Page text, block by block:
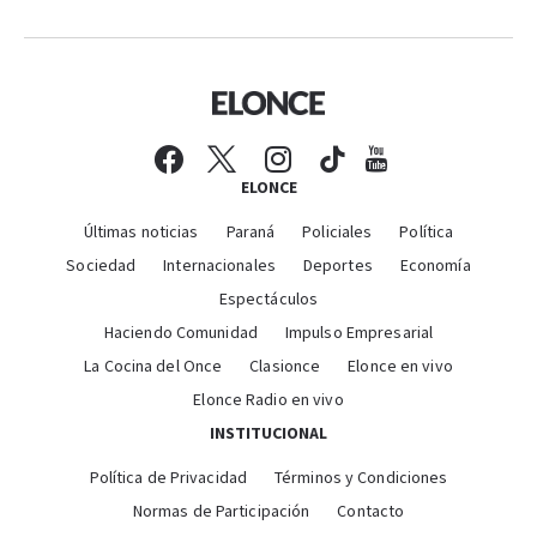
ELONCE
Últimas noticias Paraná Policiales
Política
Sociedad
Internacionales Deportes
Economía
Espectáculos
Haciendo Comunidad
Impulso Empresarial
La Cocina del Once
Clasionce
Elonce en vivo
Elonce Radio en vivo
INSTITUCIONAL
Política de Privacidad
Términos y Condiciones
Normas de Participación
Contacto